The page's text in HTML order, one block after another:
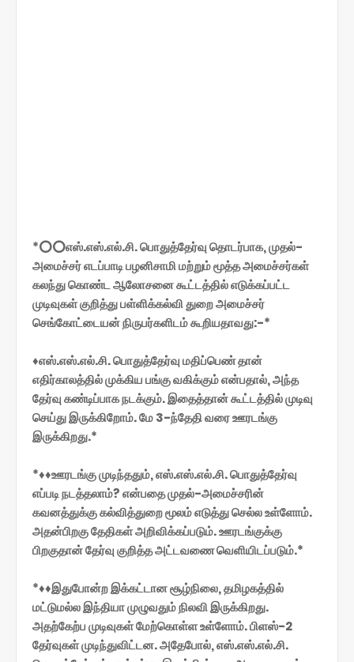
*⭕⭕எஸ்.எஸ்.எல்.சி. பொதுத்தேர்வு தொடர்பாக, முதல்-
அமைச்சர் எடப்பாடி பழனிசாமி மற்றும் மூத்த அமைச்சர்கள்
கலந்து கொண்ட ஆலோசனை கூட்டத்தில் எடுக்கப்பட்ட
முடிவுகள் குறித்து பள்ளிக்கல்வி துறை அமைச்சர்
செங்கோட்டையன் நிருபர்களிடம் கூறியதாவது:-*
♦எஸ்.எஸ்.எல்.சி. பொதுத்தேர்வு மதிப்பெண் தான்
எதிர்காலத்தில் முக்கிய பங்கு வகிக்கும் என்பதால், அந்த
தேர்வு கண்டிப்பாக நடக்கும். இதைத்தான் கூட்டத்தில் முடிவு
செய்து இருக்கிறோம். மே 3-ந்தேதி வரை ஊரடங்கு
இருக்கிறது.*
*♦♦ஊரடங்கு முடிந்ததும், எஸ்.எஸ்.எல்.சி. பொதுத்தேர்வு
எப்படி நடத்தலாம்? என்பதை முதல்-அமைச்சரின்
கவனத்துக்கு கல்வித்துறை மூலம் எடுத்து செல்ல உள்ளோம்.
அதன்பிறகு தேதிகள் அறிவிக்கப்படும். ஊரடங்குக்கு
பிறகுதான் தேர்வு குறித்த அட்டவணை வெளியிடப்படும்.*
*♦♦இதுபோன்ற இக்கட்டான சூழ்நிலை, தமிழகத்தில்
மட்டுமல்ல இந்தியா முழுவதும் நிலவி இருக்கிறது.
அதற்கேற்ப முடிவுகள் மேற்கொள்ள உள்ளோம். பிளஸ்-2
தேர்வுகள் முடிந்துவிட்டன. அதேபோல், எஸ்.எஸ்.எல்.சி.